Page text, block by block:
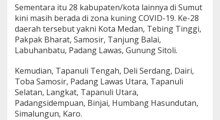
Sementara itu 28 kabupaten/kota lainnya di Sumut
kini masih berada di zona kuning COVID-19. Ke-28
daerah tersebut yakni Kota Medan, Tebing Tinggi,
Pakpak Bharat, Samosir, Tanjung Balai,
Labuhanbatu, Padang Lawas, Gunung Sitoli.
Kemudian, Tapanuli Tengah, Deli Serdang, Dairi,
Toba Samosir, Padang Lawas Utara, Tapanuli
Selatan, Langkat, Tapanuli Utara,
Padangsidempuan, Binjai, Humbang Hasundutan,
Simalungun, Karo.